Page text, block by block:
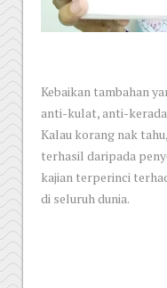
Kebaikan tambahan
anti-kulat, anti-
Kalau korang nak
terhasil daripada
kajian terperinci
di seluruh dunia.